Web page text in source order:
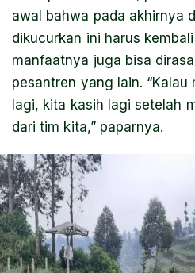
awal bahwa pada akhirnya
dikucurkan ini harus
manfaatnya juga bisa
pesantren yang lain. “Kalau
lagi, kita kasih lagi setelah
dari tim kita,” paparnya.